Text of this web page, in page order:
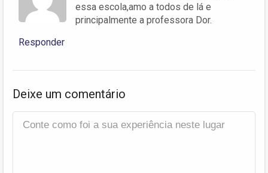
essa escola,amo a todos de lá e
principalmente a professora Dor.
Responder
Deixe um comentário